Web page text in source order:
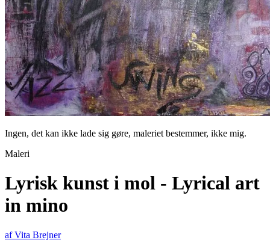
Ingen, det kan ikke lade sig gøre, maleriet bestemmer, ikke mig.
Maleri
Lyrisk kunst i mol - Lyrical art
in mino
afVita Brejner